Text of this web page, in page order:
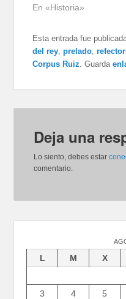
En «Historia»
Esta entrada fue
del rey ,prelado ,
Corpus Ruiz . Guarda
Deja una
Lo siento, debes estar
comentario.
L M X
3
4 5